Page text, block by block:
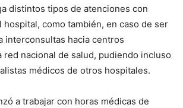
distintos tipos de atenciones con
como también, en caso de ser
interconsultas hacia centros
red nacional de salud, pudiendo incluso
médicos de otros hospitales.
a trabajar con horas médicas de